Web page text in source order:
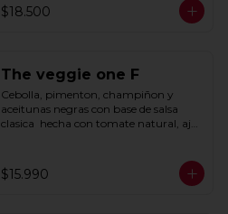
$18.500
The veggie one F
Cebolla, pimenton, champiñon y
aceitunas negras con base de salsa
clasica  hecha con tomate natural, ajo,
$15.990